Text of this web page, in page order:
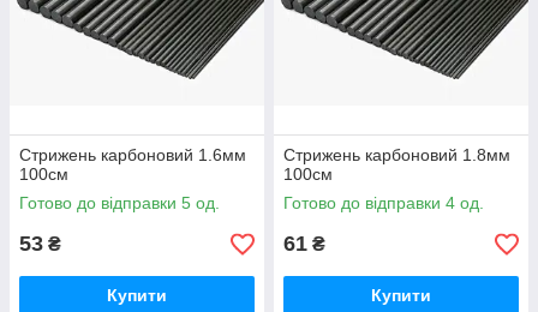
Стрижень карбоновий 1.6мм
100см
Готово до відправки 5 од.
53 ₴
Купити
Стрижень карбоновий 1.8мм
100см
Готово до відправки 4 од.
61 ₴
Купити